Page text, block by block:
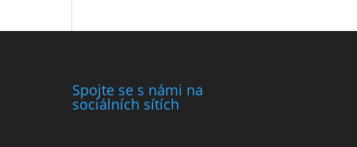
Spojte se s námi na
sociálních sítích